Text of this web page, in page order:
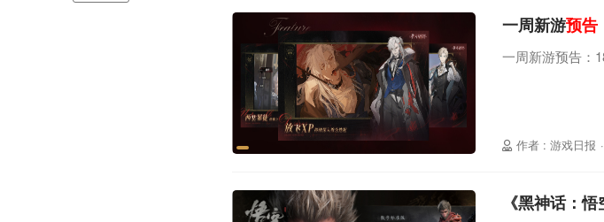
作者 : 游戏日报 ·
一周新游预告
一周新游预告：
《黑神话：